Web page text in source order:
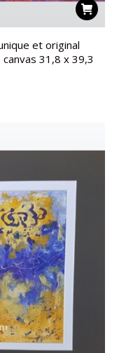
et original
31,8 x 39,3